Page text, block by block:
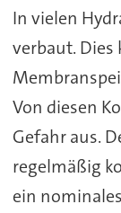
In vielen
verbaut. Dies
Von diesen
Gefahr aus.
regelmäßig
ein